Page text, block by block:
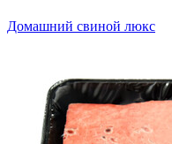
Домашний свиной люкс